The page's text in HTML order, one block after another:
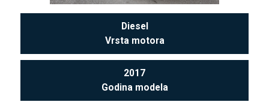
Diesel
Vrsta motora
2017
Godina modela